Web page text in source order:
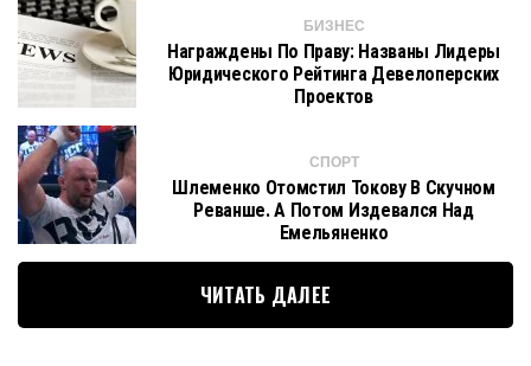
БИЗНЕС
Награждены По Праву: Названы Лидеры
Юридического Рейтинга Девелоперских
Проектов
СПОРТ
Шлеменко Отомстил Токову В Скучном
Реванше. А Потом Издевался Над
Емельяненко
ЧИТАТЬ ДАЛЕЕ